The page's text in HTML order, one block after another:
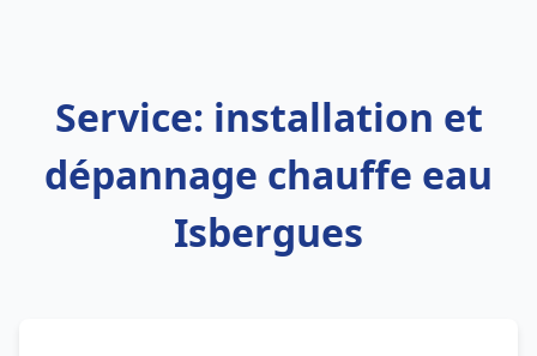
Service: installation et
dépannage chauffe eau
Isbergues